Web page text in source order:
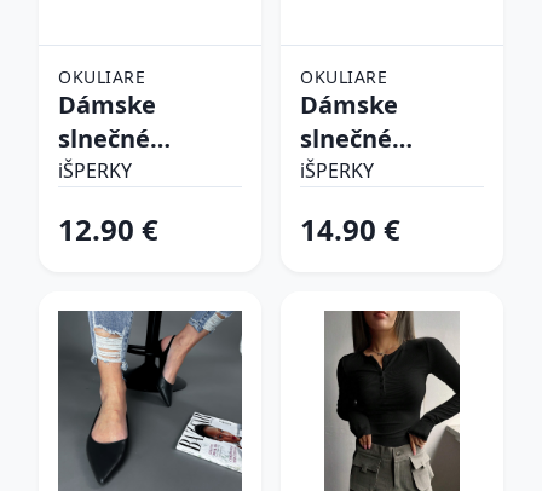
OKULIARE
Dámske
slnečné
okuliare
iŠPERKY
12.90 €
OKULIARE
Dámske
slnečné
okuliare
iŠPERKY
14.90 €